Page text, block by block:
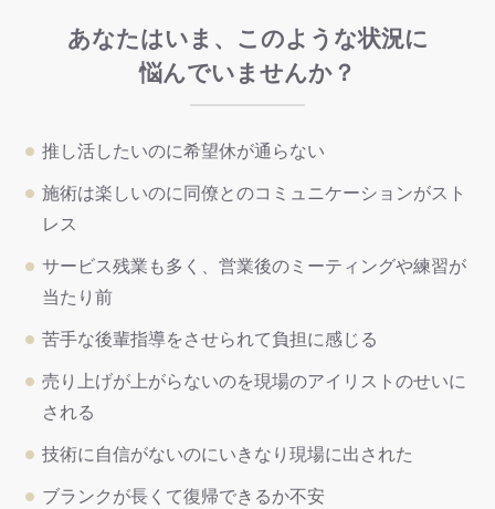
あなたはいま、このような状況に
悩んでいませんか？
推し活したいのに希望休が通らない
施術は楽しいのに同僚とのコミュニケーションがスト
レス
サービス残業も多く、営業後のミーティングや練習が
当たり前
苦手な後輩指導をさせられて負担に感じる
売り上げが上がらないのを現場のアイリストのせいに
される
技術に自信がないのにいきなり現場に出された
ブランクが長くて復帰できるか不安